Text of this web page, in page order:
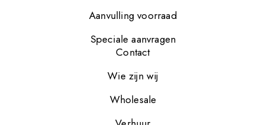
Aanvulling voorraad
Speciale aanvragen
Contact
Wie zijn wij
Wholesale